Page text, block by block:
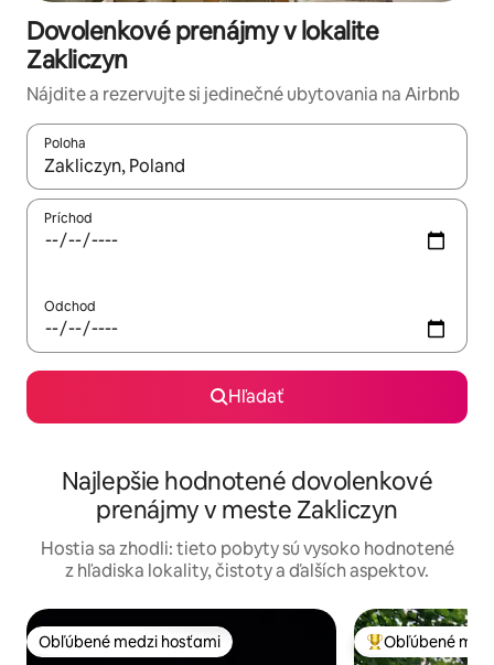
Dovolenkové prenájmy v lokalite
Zakliczyn
Nájdite a rezervujte si jedinečné ubytovania na Airbnb
Poloha
Keď budú výsledky k dispozícii, môžete si ich prechádzať
Príchod
Odchod
Hľadať
Najlepšie hodnotené dovolenkové
prenájmy v meste Zakliczyn
Hostia sa zhodli: tieto pobyty sú vysoko hodnotené
z hľadiska lokality, čistoty a ďalších aspektov.
Obľúbené medzi hosťami
Obľúbené medzi hosťami Najobľúbenejšie
Obľúbené